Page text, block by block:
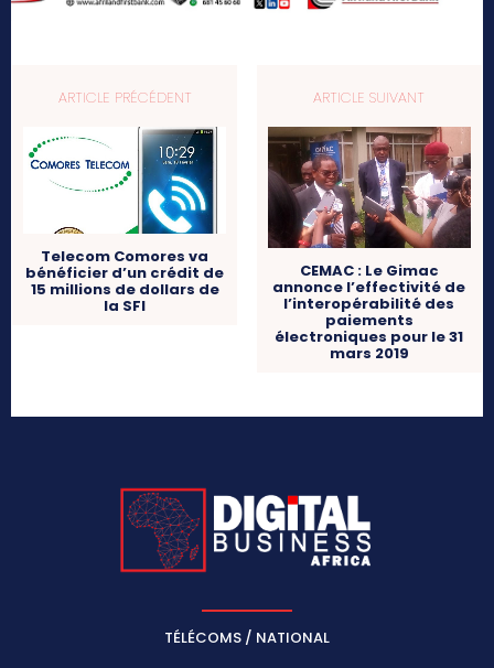
ARTICLE PRÉCÉDENT
Telecom Comores va
bénéficier d’un crédit de
15 millions de dollars de
la SFI
ARTICLE SUIVANT
CEMAC : Le Gimac
annonce l’effectivité de
l’interopérabilité des
paiements
électroniques pour le 31
mars 2019
TÉLÉCOMS / NATIONAL